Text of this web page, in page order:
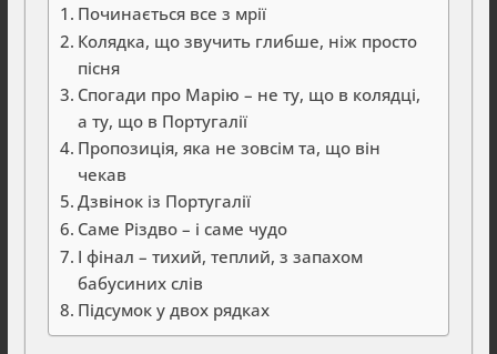
Починається все з мрії
Колядка, що звучить глибше, ніж просто
пісня
Спогади про Марію – не ту, що в колядці,
а ту, що в Португалії
Пропозиція, яка не зовсім та, що він
чекав
Дзвінок із Португалії
Саме Різдво – і саме чудо
І фінал – тихий, теплий, з запахом
бабусиних слів
Підсумок у двох рядках